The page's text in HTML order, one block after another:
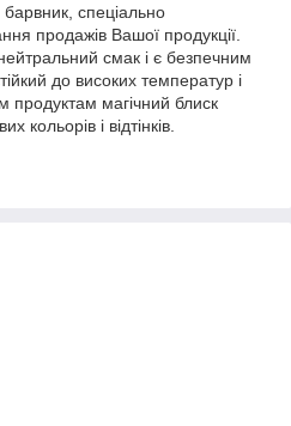
спеціально
продажів Вашої продукції.
смак і є безпечним
до високих температур і
магічний блиск
кольорів і відтінків.